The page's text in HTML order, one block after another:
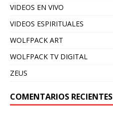
VIDEOS EN VIVO
VIDEOS ESPIRITUALES
WOLFPACK ART
WOLFPACK TV DIGITAL
ZEUS
COMENTARIOS RECIENTES